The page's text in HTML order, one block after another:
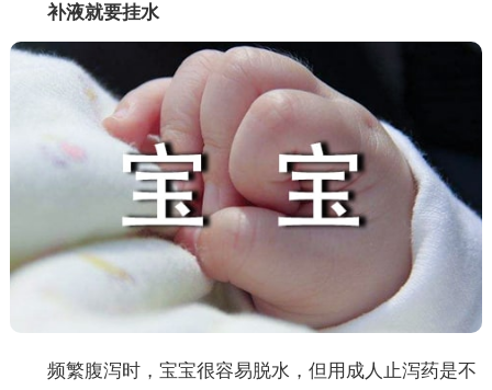
补液就要挂水
频繁腹泻时，宝宝很容易脱水，但用成人止泻药是不